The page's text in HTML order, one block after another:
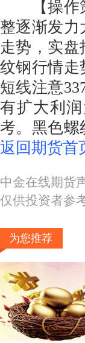
【操作策
整逐渐发力
走势，实盘
纹钢行情走
短线注意
有扩大利
考。黑色螺
返回期货首
中金在线期货
仅供投资者参
为您推荐